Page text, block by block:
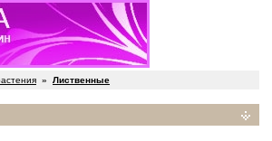
» Лиственные